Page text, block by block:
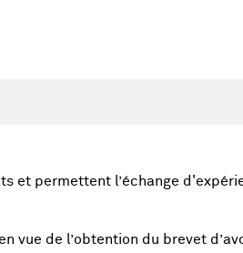
et permettent l’échange
vue de l’obtention du brevet